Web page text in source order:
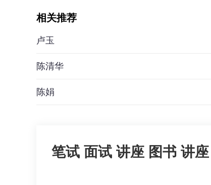
相关推荐
卢玉
陈清华
陈娟
笔试 面试 讲座 图书 讲座